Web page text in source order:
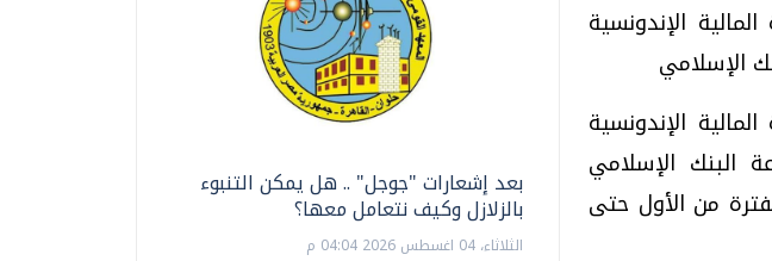
الإندونسية
الإسلامي
الإندونسية
البنك الإسلامي
الفترة من الأول حتى
بعد إشعارات "جوجل" .. هل يمكن التنبوء
بالزلازل وكيف نتعامل معها؟
الثلاثاء، 04 اغسطس 2026 04:04 م
الجامعي .. تساؤلات